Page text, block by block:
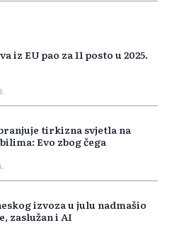
iz EU pao za 11 posto u 2025.
tirkizna svjetla na
Evo zbog čega
izvoza u julu nadmašio
zaslužan i AI